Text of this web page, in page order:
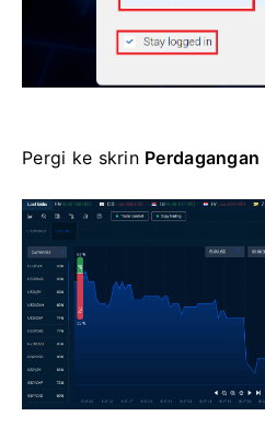
Pergi ke skrin Perdagangan